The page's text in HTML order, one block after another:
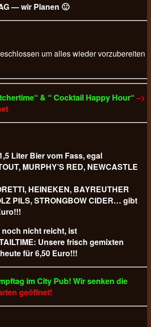
— wir Planen 🙂
um alles wieder vorzubereiten
& “ Cocktail Happy Hour“–>
Liter Bier vom Fass, egal
MURPHY’S RED, NEWCASTLE
HEINEKEN, BAYREUTHER
PILS, STRONGBOW CIDER… gibt
nicht reicht, ist
Unsere frisch gemixten
für 6,50 Euro!!!
im City Pub! Wir senken die
geöffnet!